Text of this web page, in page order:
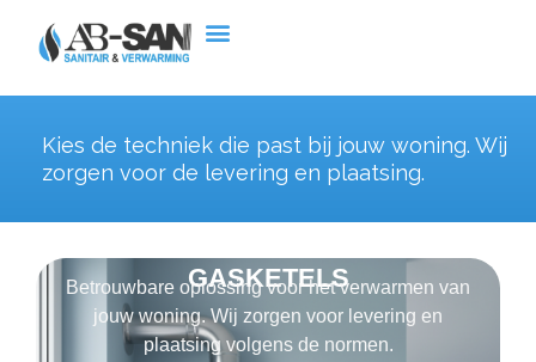
Kies de techniek die past bij jouw woning. Wij
zorgen voor de levering en plaatsing.
GASKETELS
Betrouwbare oplossing voor het verwarmen van
jouw woning. Wij zorgen voor levering en
plaatsing volgens de normen.